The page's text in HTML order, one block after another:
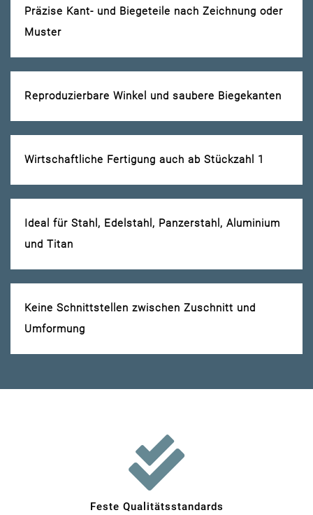
Präzise Kant- und Biegeteile nach Zeichnung oder
Muster
Reproduzierbare Winkel und saubere Biegekanten
Wirtschaftliche Fertigung auch ab Stückzahl 1
Ideal für Stahl, Edelstahl, Panzerstahl, Aluminium
und Titan
Keine Schnittstellen zwischen Zuschnitt und
Umformung
Feste Qualitätsstandards